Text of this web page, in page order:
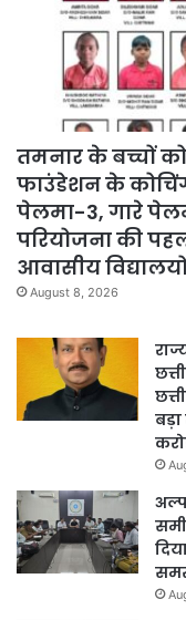
तमनार के बच्चों
फाउंडेशन के
पेलमा-3, गारे
परियोजना की
आवासीय
August 8, 2026